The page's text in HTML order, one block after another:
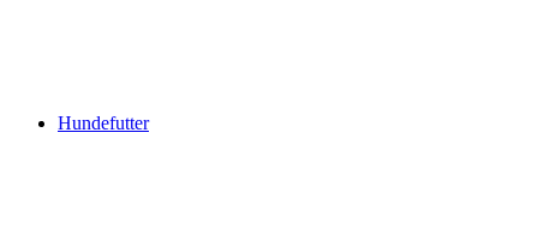
Hundefutter